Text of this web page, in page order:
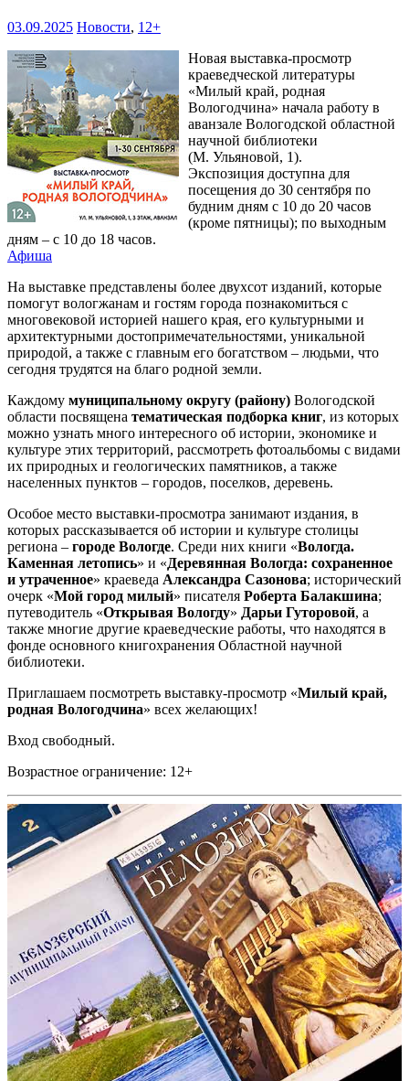
03.09.2025 Новости, 12+
Новая выставка-просмотр
краеведческой литературы
«Милый край, родная
Вологодчина» начала работу в
аванзале Вологодской областной
научной библиотеки
(М. Ульяновой, 1).
Экспозиция доступна для
посещения до 30 сентября по
будним дням с 10 до 20 часов
(кроме пятницы); по выходным
дням – с 10 до 18 часов.
Афиша
На выставке представлены более двухсот изданий, которые
помогут вологжанам и гостям города познакомиться с
многовековой историей нашего края, его культурными и
архитектурными достопримечательностями, уникальной
природой, а также с главным его богатством – людьми, что
сегодня трудятся на благо родной земли.
Каждому муниципальному округу (району) Вологодской
области посвящена тематическая подборка книг, из которых
можно узнать много интересного об истории, экономике и
культуре этих территорий, рассмотреть фотоальбомы с видами
их природных и геологических памятников, а также
населенных пунктов – городов, поселков, деревень.
Особое место выставки-просмотра занимают издания, в
которых рассказывается об истории и культуре столицы
региона – городе Вологде. Среди них книги «Вологда.
Каменная летопись» и «Деревянная Вологда: сохраненное
и утраченное» краеведа Александра Сазонова; исторический
очерк «Мой город милый» писателя Роберта Балакшина;
путеводитель «Открывая Вологду» Дарьи Гуторовой, а
также многие другие краеведческие работы, что находятся в
фонде основного книгохранения Областной научной
библиотеки.
Приглашаем посмотреть выставку-просмотр «Милый край,
родная Вологодчина» всех желающих!
Вход свободный.
Возрастное ограничение: 12+